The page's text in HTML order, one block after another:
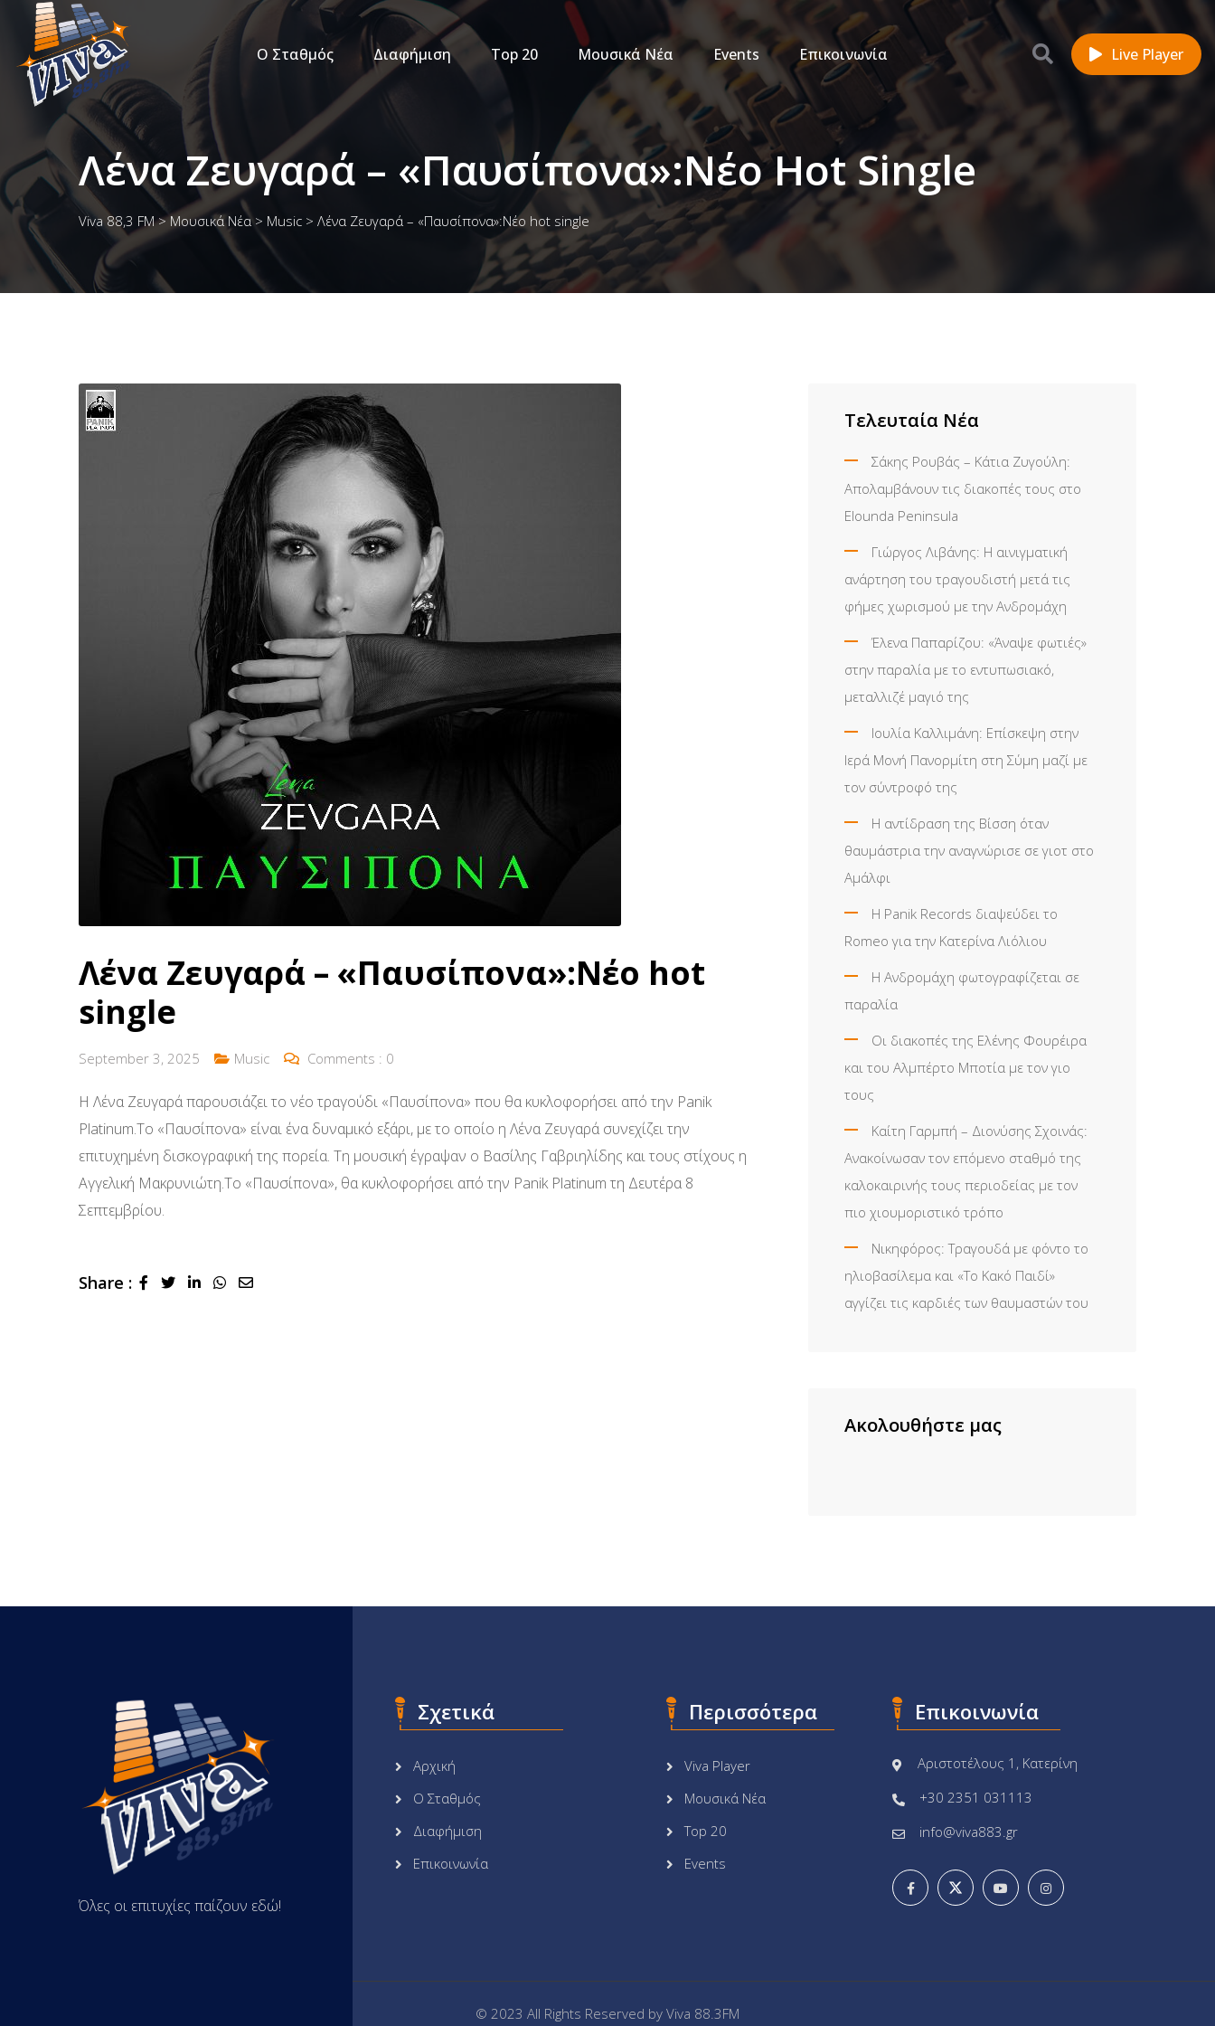
Ο Σταθμός Διαφήμιση Top 20 Μουσικά Νέα Events Επικοινωνία Live Player
Λένα Ζευγαρά – «Παυσίπονα»:Νέο Hot Single
Viva 88,3 FM>Μουσικά Νέα> Music > Λένα Ζευγαρά – «Παυσίπονα»:Νέο hot single
Λένα Ζευγαρά – «Παυσίπονα»:Νέο hot
single
September 3, 2025 Music Comments : 0
Η Λένα Ζευγαρά παρουσιάζει το νέο τραγούδι «Παυσίπονα» που θα κυκλοφορήσει από την Panik
Platinum.Το «Παυσίπονα» είναι ένα δυναμικό εξάρι, με το οποίο η Λένα Ζευγαρά συνεχίζει την
επιτυχημένη δισκογραφική της πορεία. Τη μουσική έγραψαν ο Βασίλης Γαβριηλίδης και τους στίχους η
Αγγελική Μακρυνιώτη.Το «Παυσίπονα», θα κυκλοφορήσει από την Panik Platinum τη Δευτέρα 8
Σεπτεμβρίου.
Share : LinkedInWhatsapp
Share
Τελευταία Νέα
Σάκης Ρουβάς – Κάτια Ζυγούλη:
Απολαμβάνουν τις διακοπές τους στο
Elounda Peninsula
Γιώργος Λιβάνης: Η αινιγματική
ανάρτηση του τραγουδιστή μετά τις
φήμες χωρισμού με την Ανδρομάχη
Έλενα Παπαρίζου: «Άναψε φωτιές»
στην παραλία με το εντυπωσιακό,
μεταλλιζέ μαγιό της
Ιουλία Καλλιμάνη: Επίσκεψη στην
Ιερά Μονή Πανορμίτη στη Σύμη μαζί με
τον σύντροφό της
Η αντίδραση της Βίσση όταν
θαυμάστρια την αναγνώρισε σε γιοτ στο
Αμάλφι
Η Panik Records διαψεύδει το
Romeo για την Κατερίνα Λιόλιου
Η Ανδρομάχη φωτογραφίζεται σε
παραλία
Οι διακοπές της Ελένης Φουρέιρα
και του Αλμπέρτο Μποτία με τον γιο
τους
Καίτη Γαρμπή – Διονύσης Σχοινάς:
Ανακοίνωσαν τον επόμενο σταθμό της
καλοκαιρινής τους περιοδείας με τον
πιο χιουμοριστικό τρόπο
Νικηφόρος: Τραγουδά με φόντο το
ηλιοβασίλεμα και «Το Κακό Παιδί»
αγγίζει τις καρδιές των θαυμαστών του
Ακολουθήστε μας
Όλες οι επιτυχίες παίζουν εδώ!
Σχετικά
Αρχική
Ο Σταθμός
Διαφήμιση
Επικοινωνία
Περισσότερα
Viva Player
Μουσικά Νέα
Top 20
Events
Επικοινωνία
Αριστοτέλους 1, Κατερίνη
+30 2351 031113
info@viva883.gr
© 2023 All Rights Reserved by Viva 88.3FM